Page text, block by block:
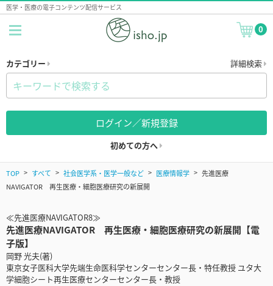
医学・医療の電子コンテンツ配信サービス
0
カテゴリー 詳細検索
ログイン／新規登録
初めての方へ
TOP すべて 社会医学系・医学一般など 医療情報学
先進医療
NAVIGATOR 再生医療・細胞医療研究の新展開
≪先進医療NAVIGATOR8≫
先進医療NAVIGATOR 再生医療・細胞医療研究の新展開【電
子版】
岡野 光夫(著)
東京女子医科大学先端生命医科学センターセンター長・特任教授 ユタ大
学細胞シート再生医療センターセンター長・教授